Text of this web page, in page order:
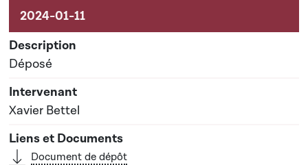
Activités sur le dossier
Déposé
Xavier Bettel
Document de dépôt